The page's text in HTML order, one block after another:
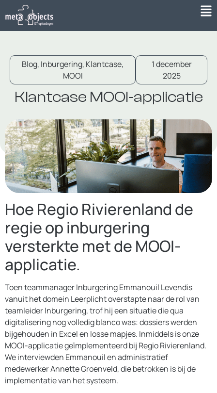
Blog, Inburgering, Klantcase,
MOOI
1 december
2025
Klantcase MOOI-applicatie
Hoe Regio Rivierenland de
regie op inburgering
versterkte met de MOOI-
applicatie.
Toen teammanager Inburgering Emmanouil Levendis
vanuit het domein Leerplicht overstapte naar de rol van
teamleider Inburgering, trof hij een situatie die qua
digitalisering nog volledig blanco was: dossiers werden
bijgehouden in Excel en losse mapjes. Inmiddels is onze
MOOI-applicatie geïmplementeerd bij Regio Rivierenland.
We interviewden Emmanouil en administratief
medewerker Annette Groenveld, die betrokken is bij de
implementatie van het systeem.